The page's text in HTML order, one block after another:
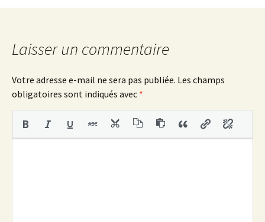
des
articles
Laisser un commentaire
Votre adresse e-mail ne sera pas publiée. Les champs
obligatoires sont indiqués avec *